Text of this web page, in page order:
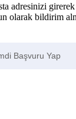
adresinizi girerek
olarak bildirim